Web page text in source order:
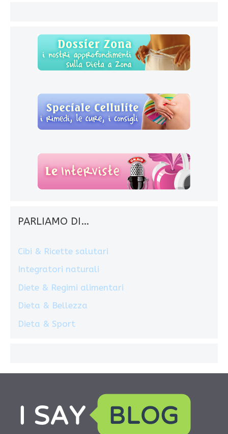
PARLIAMO DI…
Cibi & Ricette salutari
Integratori naturali
Diete & Regimi alimentari
Dieta & Bellezza
Dieta & Sport